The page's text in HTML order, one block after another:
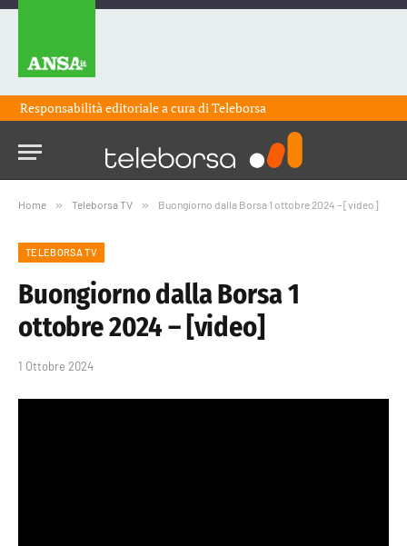
Responsabilità editoriale a cura diTeleborsa
Home » Teleborsa TV » Buongiorno dalla Borsa 1 ottobre 2024 – [video]
TELEBORSA TV
Buongiorno dalla Borsa 1
ottobre 2024 – [video]
1 Ottobre 2024